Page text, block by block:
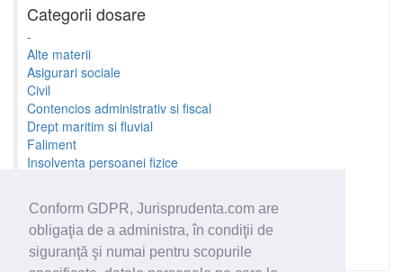
Conform GDPR, Jurisprudenta.com are
obligaţia de a administra, în condiţii de
siguranţă şi numai pentru scopurile
Categorii dosare
-
Alte materii
Asigurari sociale
Civil
Contencios administrativ si fiscal
Drept maritim si fluvial
Faliment
Insolventa persoanei fizice
Minori si familie
Penal
Proprietate Intelectuala